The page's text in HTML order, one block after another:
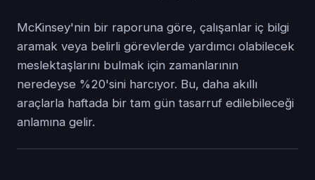
McKinsey'nin bir raporuna göre, çalışanlar iç bilgi
aramak veya belirli görevlerde yardımcı olabilecek
meslektaşlarını bulmak için zamanlarının
neredeyse %20'sini harcıyor. Bu, daha akıllı
araçlarla haftada bir tam gün tasarruf edilebileceği
anlamına gelir.